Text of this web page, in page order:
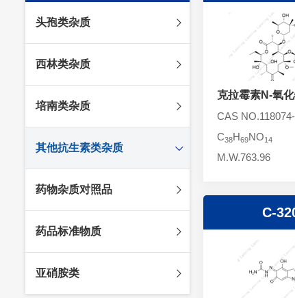
头孢类杂质
头孢唑林杂质
头孢他啶杂质
头孢米诺杂质
头孢吡肟杂质
西林类杂质
苯唑西林杂质
替卡西林杂质
阿洛西林杂质
美洛西林杂质
培南类杂质
多立培南杂质
厄他培南杂质
多尼培南杂质
其他抗生素类杂质
利福平杂质
苄丝肼杂质
药物杂质对照品
杂质对照品
药品标准物质
亚硝胺类
克拉霉素N-氧
CAS
C38H69NO14
M.W.763.96
C-